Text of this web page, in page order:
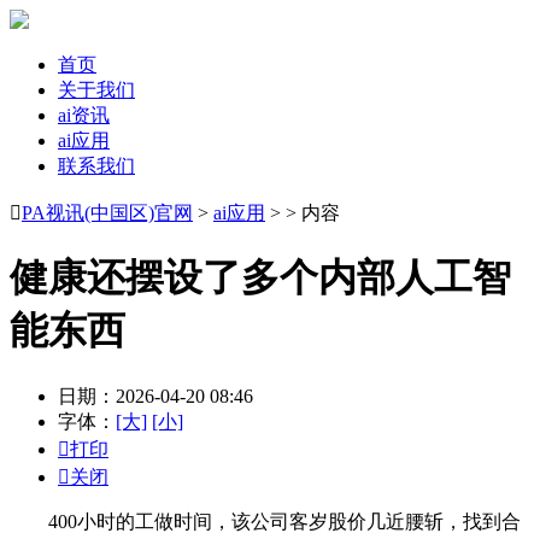
首页
关于我们
ai资讯
ai应用
联系我们
PA视讯(中国区)官网 > ai应用 > > 内容
健康还摆设了多个内部人工智
能东西
日期：2026-04-20 08:46
字体： [大] [小]
打印
关闭
400小时的工做时间，该公司客岁股价几近腰斩，找到合